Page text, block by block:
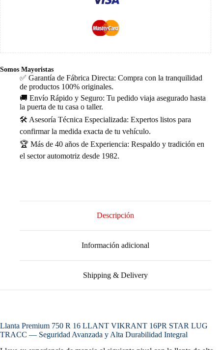
Somos Mayoristas
✅ Garantía de Fábrica Directa: Compra con la tranquilidad
de productos 100% originales.
🚚 Envío Rápido y Seguro: Tu pedido viaja asegurado hasta
la puerta de tu casa o taller.
🛠️ Asesoría Técnica Especializada: Expertos listos para
confirmar la medida exacta de tu vehículo.
🏆 Más de 40 años de Experiencia: Respaldo y tradición en
el sector automotriz desde 1982.
Descripción
Información adicional
Shipping & Delivery
Llanta Premium 750 R 16 LLANT VIKRANT 16PR STAR LUG
TRACC — Seguridad Avanzada y Alta Durabilidad Integral